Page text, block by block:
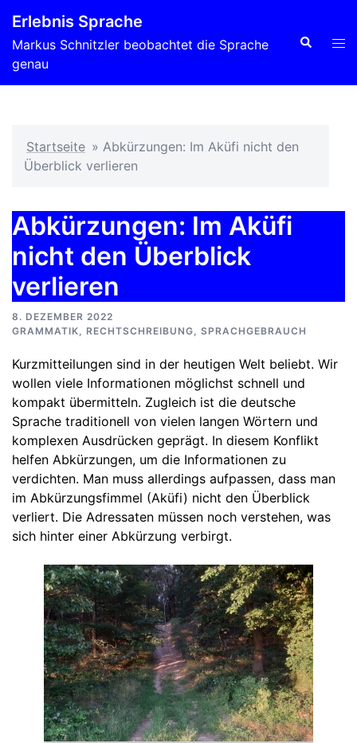
Inhalt
springen
Erlebnis Sprache
Markus Schnitzler beobachtet die Sprache
genau
Suche
Startseite » Abkürzungen: Im Aküfi nicht den
Überblick verlieren
Abkürzungen: Im Aküfi
nicht den Überblick
verlieren
8. DEZEMBER 2022
GRAMMATIK, RECHTSCHREIBUNG, SPRACHGEBRAUCH
Kurzmitteilungen sind in der heutigen Welt beliebt. Wir
wollen viele Informationen möglichst schnell und
kompakt übermitteln. Zugleich ist die deutsche
Sprache traditionell von vielen langen Wörtern und
komplexen Ausdrücken geprägt. In diesem Konflikt
helfen Abkürzungen, um die Informationen zu
verdichten. Man muss allerdings aufpassen, dass man
im Abkürzungsfimmel (Aküfi) nicht den Überblick
verliert. Die Adressaten müssen noch verstehen, was
sich hinter einer Abkürzung verbirgt.